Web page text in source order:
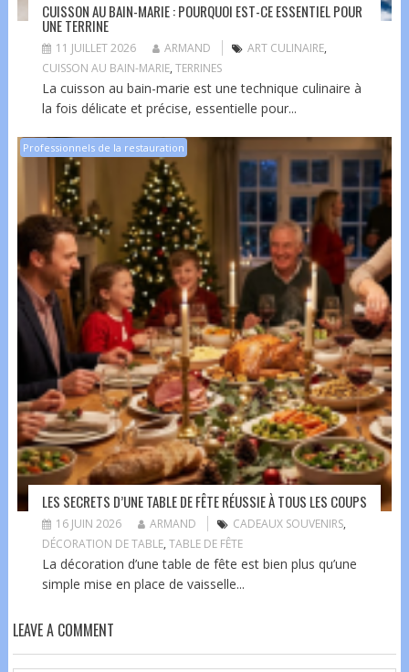
CUISSON AU BAIN-MARIE : POURQUOI EST-CE ESSENTIEL POUR
UNE TERRINE
11 JUILLET 2026 ARMAND ART CULINAIRE,
CUISSON AU BAIN-MARIE, TERRINES
La cuisson au bain-marie est une technique culinaire à
la fois délicate et précise, essentielle pour...
Professionnels de la restauration
LES SECRETS D’UNE TABLE DE FÊTE RÉUSSIE À TOUS LES COUPS
16 JUIN 2026 ARMAND CADEAUX SOUVENIRS,
DÉCORATION DE TABLE, TABLE DE FÊTE
La décoration d’une table de fête est bien plus qu’une
simple mise en place de vaisselle...
LEAVE A COMMENT